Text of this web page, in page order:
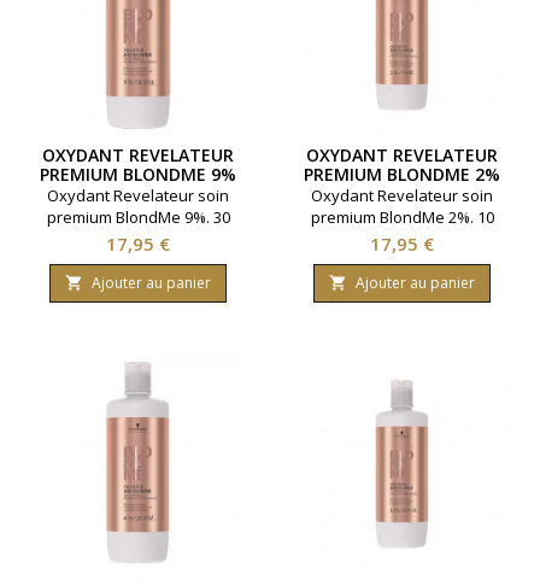
OXYDANT REVELATEUR
PREMIUM BLONDME 9%
Oxydant Revelateur soin
premium BlondMe 9%. 30
volumes. Marque
: Schwarzkopf. Contenance
: 1000ml.
Prix
17,95 €
 Ajouter au panier
OXYDANT REVELATEUR
PREMIUM BLONDME 2%
Oxydant Revelateur soin
premium BlondMe 2%. 10
volumes. Marque
: Schwarzkopf. Contenance
: 1000ml.
Prix
17,95 €
 Ajouter au panier